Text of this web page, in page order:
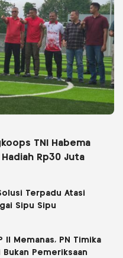
TNI Habema
Rp30 Juta
Terpadu Atasi
Sipu Sipu
II Memanas, PN Timika
Bukan Pemeriksaan